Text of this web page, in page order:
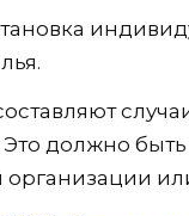
Это должно